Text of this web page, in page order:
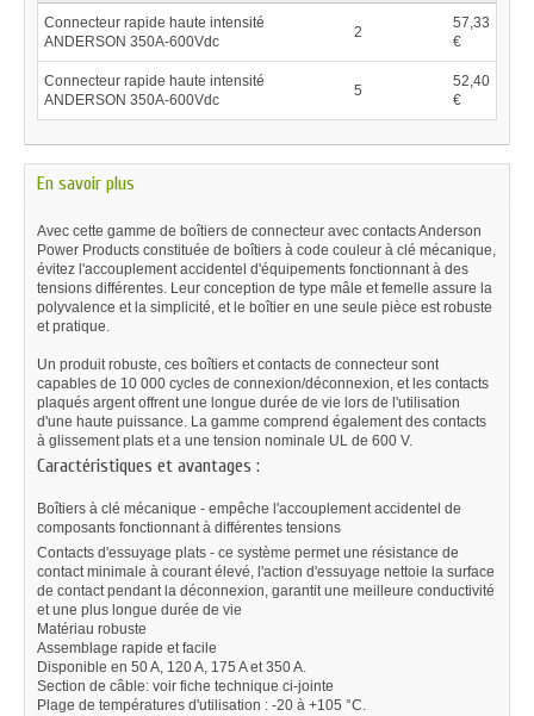
Connecteur rapide haute intensité
ANDERSON 350A-600Vdc
2
57,33
€
Connecteur rapide haute intensité
ANDERSON 350A-600Vdc
5
52,40
€
En savoir plus
Avec cette gamme de boîtiers de connecteur avec contacts Anderson
Power Products constituée de boîtiers à code couleur à clé mécanique,
évitez l'accouplement accidentel d'équipements fonctionnant à des
tensions différentes. Leur conception de type mâle et femelle assure la
polyvalence et la simplicité, et le boîtier en une seule pièce est robuste
et pratique.
Un produit robuste, ces boîtiers et contacts de connecteur sont
capables de 10 000 cycles de connexion/déconnexion, et les contacts
plaqués argent offrent une longue durée de vie lors de l'utilisation
d'une haute puissance. La gamme comprend également des contacts
à glissement plats et a une tension nominale UL de 600 V.
Caractéristiques et avantages :
Boîtiers à clé mécanique - empêche l'accouplement accidentel de
composants fonctionnant à différentes tensions
Contacts d'essuyage plats - ce système permet une résistance de
contact minimale à courant élevé, l'action d'essuyage nettoie la surface
de contact pendant la déconnexion, garantit une meilleure conductivité
et une plus longue durée de vie
Matériau robuste
Assemblage rapide et facile
Disponible en 50 A, 120 A, 175 A et 350 A.
Section de câble: voir fiche technique ci-jointe
Plage de températures d'utilisation : -20 à +105 °C.